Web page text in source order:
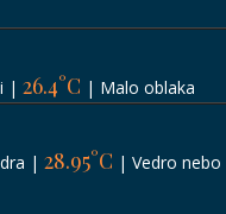
| 26.4°C | Malo oblaka
| 28.95°C | Vedro nebo